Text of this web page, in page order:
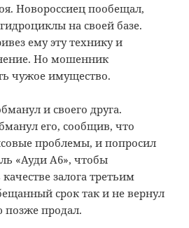
Новороссиец пообещал,
на своей базе.
ему эту технику и
Но мошенник
чужое имущество.
и своего друга.
его, сообщив, что
проблемы, и попросил
«Ауди А6», чтобы
залога третьим
срок так и не вернул
позже продал.